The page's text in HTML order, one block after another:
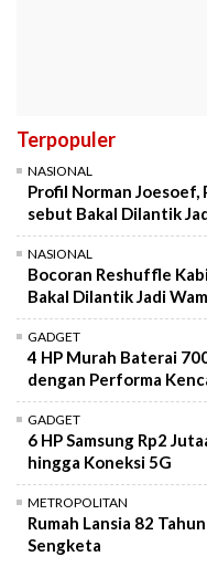
Terpopuler
NASIONAL
Profil Norman
sebut Bakal Dilantik
NASIONAL
Bocoran Reshuffle
Bakal Dilantik Jadi
GADGET
4 HP Murah Baterai
dengan Performa
GADGET
6 HP Samsung Rp2
hingga Koneksi 5G
METROPOLITAN
Rumah Lansia 82
Sengketa